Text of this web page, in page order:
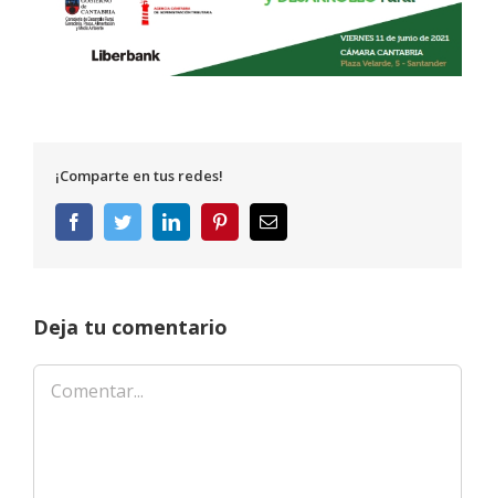
¡Comparte en tus redes!
FacebookTwitterLinkedInPinterestCorreo
electrónico
Deja tu comentario
Comentar